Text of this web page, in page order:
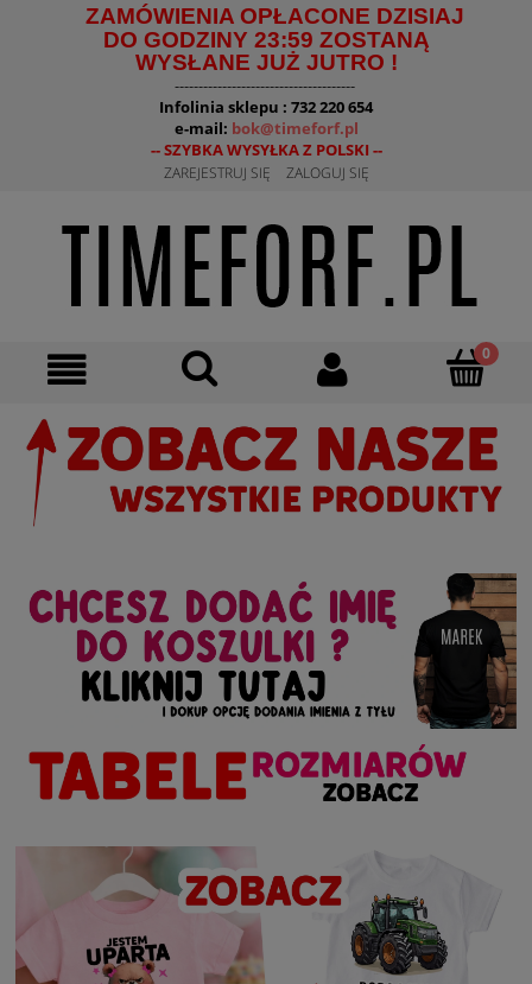
ZAMÓWIENIA OPŁACONE DZISIAJ
DO GODZINY 23:59 ZOSTANĄ
WYSŁANE JUŻ JUTRO !
--------------------------------------
Infolinia sklepu : 732 220 654
e-mail: bok@timeforf.pl
-- SZYBKA WYSYŁKA Z POLSKI --
ZAREJESTRUJ SIĘ ZALOGUJ SIĘ